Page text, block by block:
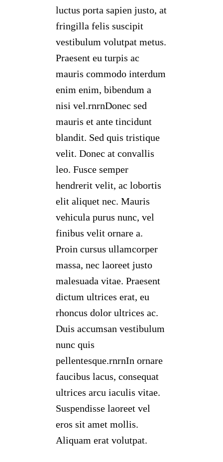
luctus porta sapien justo, at
fringilla felis suscipit
vestibulum volutpat metus.
Praesent eu turpis ac
mauris commodo interdum
enim enim, bibendum a
nisi vel.rnrnDonec sed
mauris et ante tincidunt
blandit. Sed quis tristique
velit. Donec at convallis
leo. Fusce semper
hendrerit velit, ac lobortis
elit aliquet nec. Mauris
vehicula purus nunc, vel
finibus velit ornare a.
Proin cursus ullamcorper
massa, nec laoreet justo
malesuada vitae. Praesent
dictum ultrices erat, eu
rhoncus dolor ultrices ac.
Duis accumsan vestibulum
nunc quis
pellentesque.rnrnIn ornare
faucibus lacus, consequat
ultrices arcu iaculis vitae.
Suspendisse laoreet vel
eros sit amet mollis.
Aliquam erat volutpat.